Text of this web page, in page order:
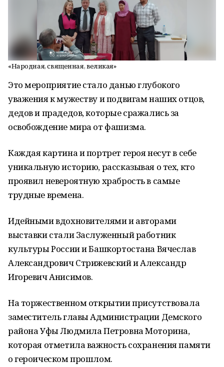
«Народная, священная, великая»
Это мероприятие стало данью глубокого
уважения к мужеству и подвигам наших отцов,
дедов и прадедов, которые сражались за
освобождение мира от фашизма.
Каждая картина и портрет героя несут в себе
уникальную историю, рассказывая о тех, кто
проявил невероятную храбрость в самые
трудные времена.
Идейными вдохновителями и авторами
выставки стали Заслуженный работник
культуры России и Башкортостана Вячеслав
Александрович Стрижевский и Александр
Игоревич Анисимов.
На торжественном открытии присутствовала
заместитель главы Администрации Демского
района Уфы Людмила Петровна Моторина,
которая отметила важность сохранения памяти
о героическом прошлом.